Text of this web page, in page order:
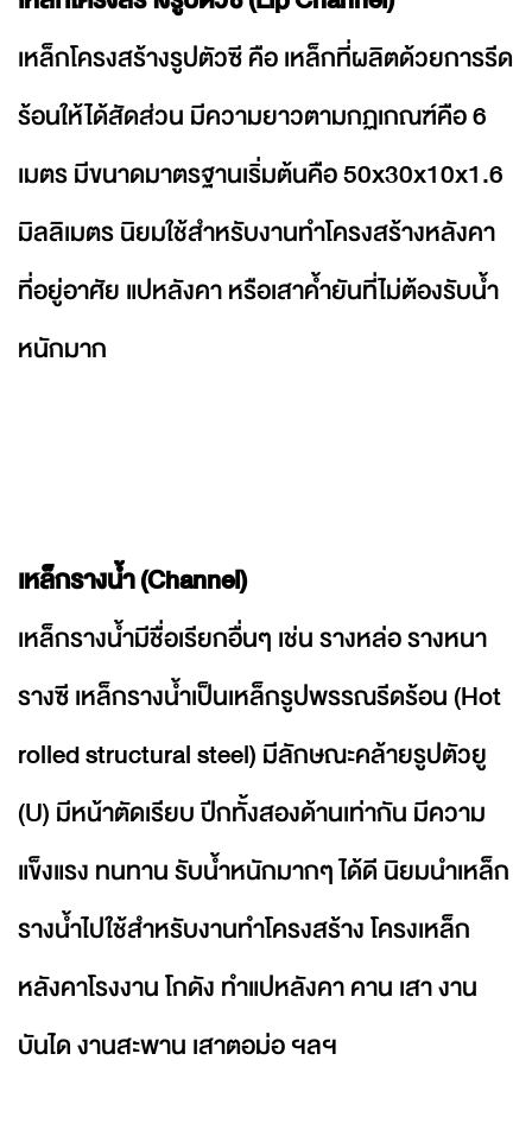
เหล็กโครงสร้างรูปตัวซี คือ เหล็กที่ผลิตด้วยการรีด
ร้อนให้ได้สัดส่วน มีความยาวตามกฏเกณฑ์คือ 6
เมตร มีขนาดมาตรฐานเริ่มต้นคือ 50x30x10x1.6
มิลลิเมตร นิยมใช้สำหรับงานทำโครงสร้างหลังคา
ที่อยู่อาศัย แปหลังคา หรือเสาค้ำยันที่ไม่ต้องรับน้ำ
หนักมาก
เหล็กรางน้ำ (Channel)
เหล็กรางน้ำมีชื่อเรียกอื่นๆ เช่น รางหล่อ รางหนา
รางซี เหล็กรางน้ำเป็นเหล็กรูปพรรณรีดร้อน (Hot
rolled structural steel) มีลักษณะคล้ายรูปตัวยู
(U) มีหน้าตัดเรียบ ปีกทั้งสองด้านเท่ากัน มีความ
แข็งแรง ทนทาน รับน้ำหนักมากๆ ได้ดี นิยมนำเหล็ก
รางน้ำไปใช้สำหรับงานทำโครงสร้าง โครงเหล็ก
หลังคาโรงงาน โกดัง ทำแปหลังคา คาน เสา งาน
บันได งานสะพาน เสาตอม่อ ฯลฯ